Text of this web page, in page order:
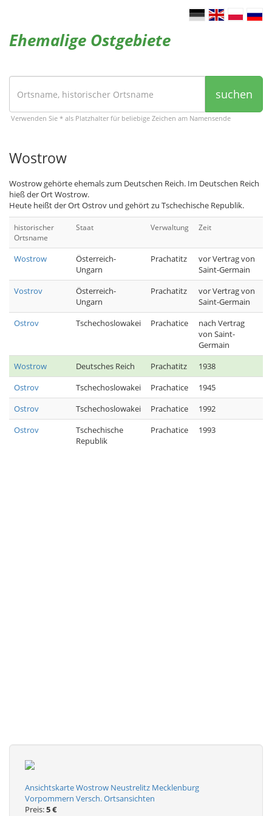
Ehemalige Ostgebiete
suchen
Verwenden Sie * als Platzhalter für beliebige Zeichen am Namensende
Wostrow
Wostrow gehörte ehemals zum Deutschen Reich. Im Deutschen Reich
hieß der Ort Wostrow.
Heute heißt der Ort Ostrov und gehört zu Tschechische Republik.
historischer
Ortsname
Staat Verwaltung Zeit
Wostrow
Österreich-
Ungarn
Prachatitz
vor Vertrag von
Saint-Germain
Vostrov
Österreich-
Ungarn
Prachatitz
vor Vertrag von
Saint-Germain
Ostrov
Tschechoslowakei Prachatice
nach Vertrag
von Saint-
Germain
Wostrow
Deutsches Reich Prachatitz
1938
Ostrov
Tschechoslowakei Prachatice
1945
Ostrov
Tschechoslowakei Prachatice
1992
Ostrov
Tschechische
Republik
Prachatice 1993
Ansichtskarte Wostrow Neustrelitz Mecklenburg
Vorpommern Versch. Ortsansichten
Preis:5 €